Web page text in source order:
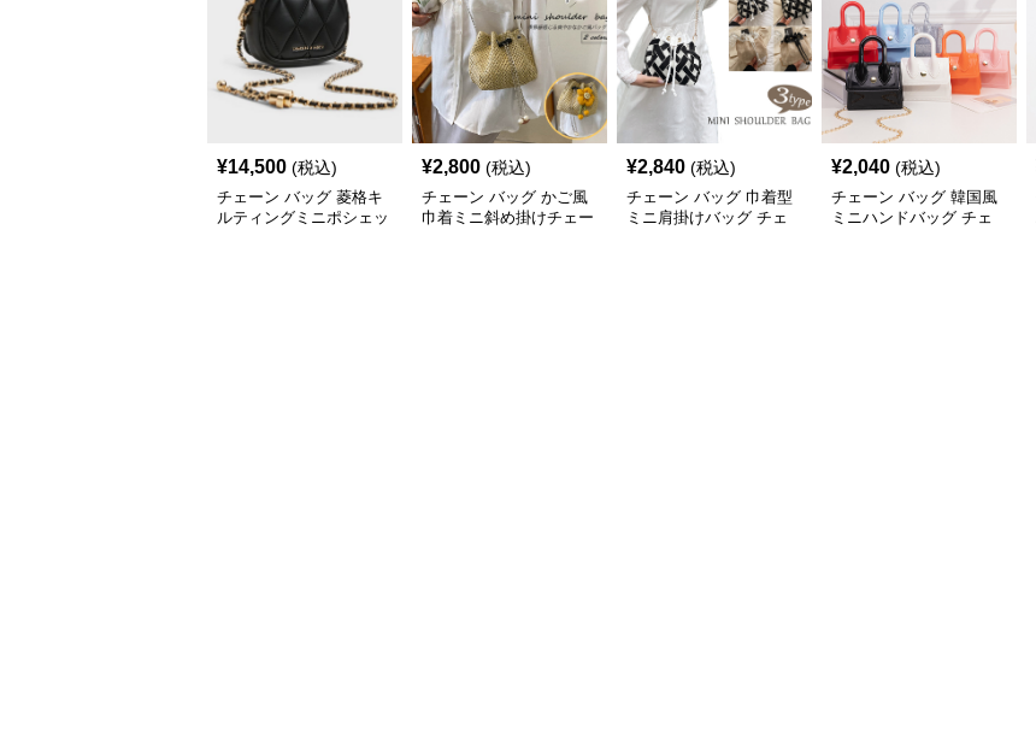
¥14,500 (税込)
チェーン バッグ 菱格キ
ルティングミニポシェッ
¥2,800 (税込)
チェーン バッグ かご風
巾着ミニ斜め掛けチェー
¥2,840 (税込)
チェーン バッグ 巾着型
ミニ肩掛けバッグ チェ
¥2,040 (税込)
チェーン バッグ 韓国風
ミニハンドバッグ チェ